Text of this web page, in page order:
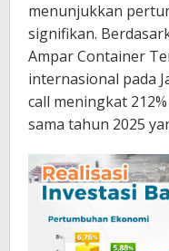
menunjukkan
signifikan.
Ampar Container
internasional pada
call meningkat
sama tahun 2025